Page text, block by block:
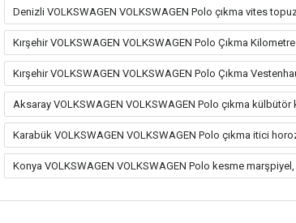
Denizli VOLKSWAGEN VOLKSWAGEN Polo çıkma vites
Kırşehir VOLKSWAGEN VOLKSWAGEN Polo Çıkma
Kırşehir VOLKSWAGEN VOLKSWAGEN Polo Çıkma
Aksaray VOLKSWAGEN VOLKSWAGEN Polo çıkma külbütör
Karabük VOLKSWAGEN VOLKSWAGEN Polo çıkma itici
Konya VOLKSWAGEN VOLKSWAGEN Polo kesme marşpiyel,